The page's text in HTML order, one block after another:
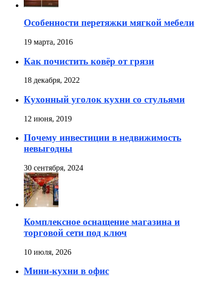
Особенности перетяжки мягкой мебели
19 марта, 2016
Как почистить ковёр от грязи
18 декабря, 2022
Кухонный уголок кухни со стульями
12 июня, 2019
Почему инвестиции в недвижимость
невыгодны
30 сентября, 2024
Комплексное оснащение магазина и
торговой сети под ключ
10 июля, 2026
Мини-кухни в офис